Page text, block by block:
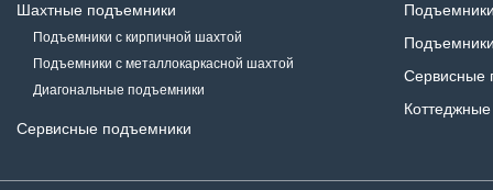
Шахтные подъемники
Подъемники с кирпичной шахтой
Подъемники с металлокаркасной шахтой
Диагональные подъемники
Сервисные подъемники
Сервисные